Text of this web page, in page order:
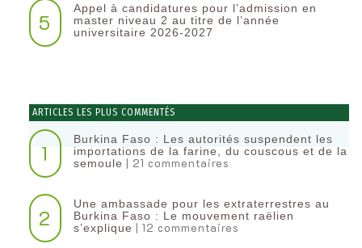
5
Appel à candidatures pour l’admission en
master niveau 2 au titre de l’année
universitaire 2026-2027
ARTICLES LES PLUS COMMENTÉS
1
Burkina Faso : Les autorités suspendent les
importations de la farine, du couscous et de la
semoule | 21 commentaires
2
Une ambassade pour les extraterrestres au
Burkina Faso : Le mouvement raëlien
s’explique | 12 commentaires